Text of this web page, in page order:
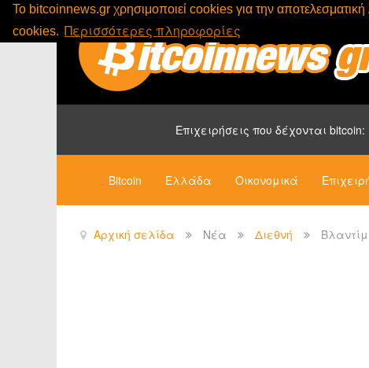
To bitcoinnews.gr χρησιμοποιεί cookies για την
cookies. Περισσότερες πληροφορίες
Επιχειρήσεις που δέχονται bitcoin:
Bitcoin Ελλάδα Οικονομικά
Αρχική σελίδα Νέα Διεθνή